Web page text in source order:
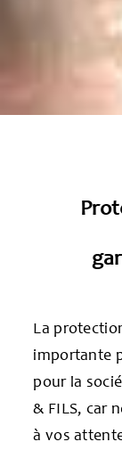
La
importante
pour la
& FILS, car
à vos